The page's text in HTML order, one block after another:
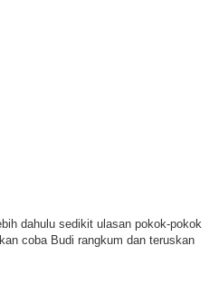
dahulu sedikit ulasan pokok-pokok
coba Budi rangkum dan teruskan